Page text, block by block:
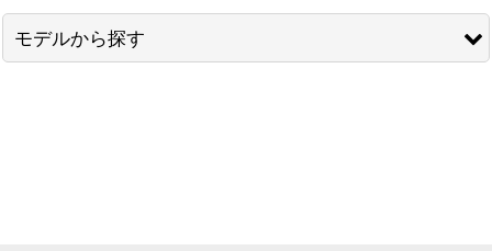
並び順
モデルから探す